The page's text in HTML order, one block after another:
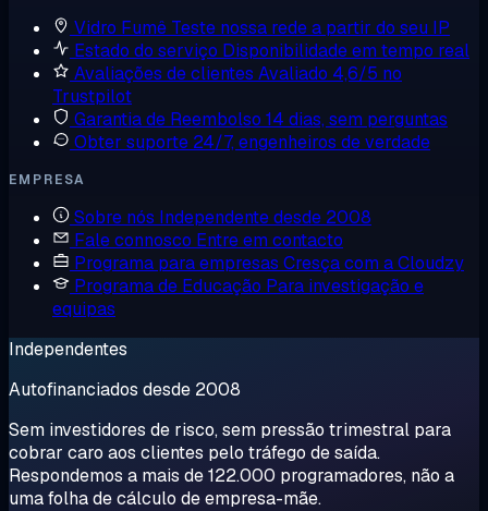
Vidro Fumê Teste nossa rede a partir do seu IP
Estado do serviço Disponibilidade em tempo real
Avaliações de clientes Avaliado 4,6/5 no
Trustpilot
Garantia de Reembolso 14 dias, sem perguntas
Obter suporte 24/7, engenheiros de verdade
EMPRESA
Sobre nós Independente desde 2008
Fale connosco Entre em contacto
Programa para empresas Cresça com a Cloudzy
Programa de Educação Para investigação e
equipas
Independentes
Autofinanciados desde 2008
Sem investidores de risco, sem pressão trimestral para
cobrar caro aos clientes pelo tráfego de saída.
Respondemos a mais de 122.000 programadores, não a
uma folha de cálculo de empresa-mãe.